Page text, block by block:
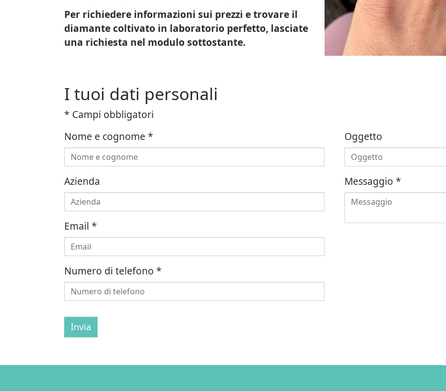
Per richiedere informazioni sui prezzi e trovare il
diamante coltivato in laboratorio perfetto, lasciate
una richiesta nel modulo sottostante.
I tuoi dati personali
* Campi obbligatori
Nome e cognome *
Azienda
Email *
Numero di telefono *
Oggetto
Messaggio *
Invia